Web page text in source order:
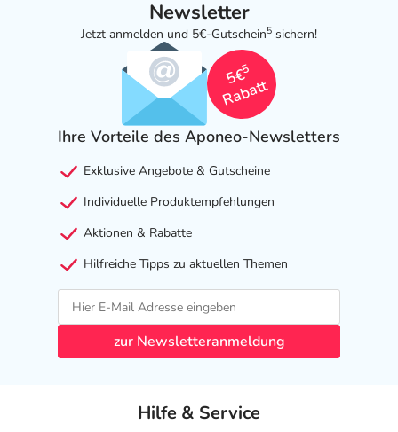
Newsletter
Jetzt anmelden und 5€-Gutschein5 sichern!
5€
5
Rabatt
Ihre Vorteile des Aponeo-Newsletters
Exklusive Angebote & Gutscheine
Individuelle Produktempfehlungen
Aktionen & Rabatte
Hilfreiche Tipps zu aktuellen Themen
zur Newsletteranmeldung
Hilfe & Service